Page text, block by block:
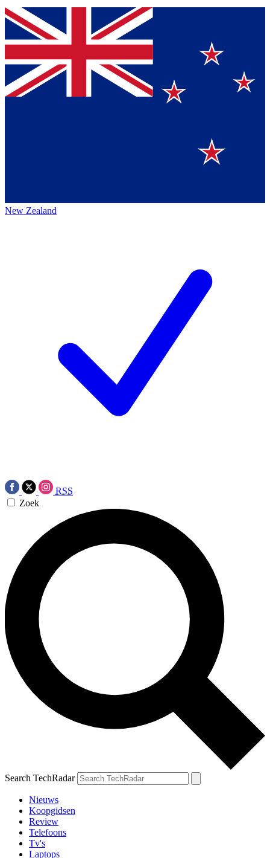
New Zealand
RSS
Zoek
Search TechRadar
Nieuws
Koopgidsen
Review
Telefoons
Tv's
Laptops